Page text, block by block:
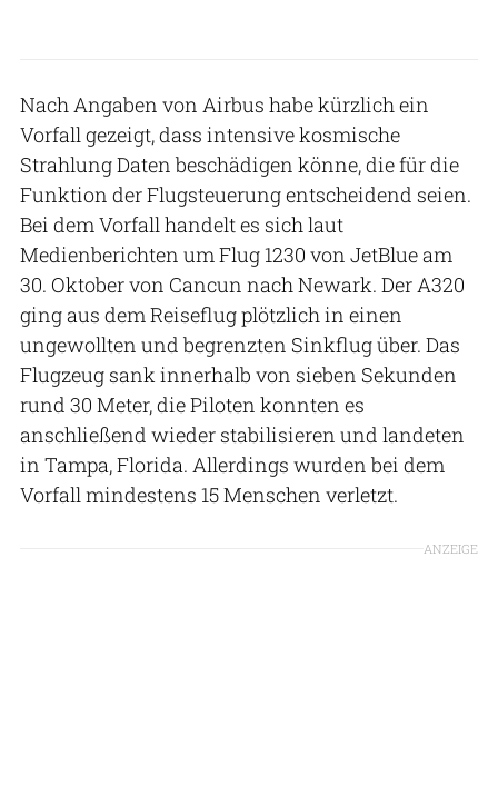
Nach Angaben von Airbus habe kürzlich ein
Vorfall gezeigt, dass intensive kosmische
Strahlung Daten beschädigen könne, die für die
Funktion der Flugsteuerung entscheidend seien.
Bei dem Vorfall handelt es sich laut
Medienberichten um Flug 1230 von JetBlue am
30. Oktober von Cancun nach Newark. Der A320
ging aus dem Reiseflug plötzlich in einen
ungewollten und begrenzten Sinkflug über. Das
Flugzeug sank innerhalb von sieben Sekunden
rund 30 Meter, die Piloten konnten es
anschließend wieder stabilisieren und landeten
in Tampa, Florida. Allerdings wurden bei dem
Vorfall mindestens 15 Menschen verletzt.
ANZEIGE